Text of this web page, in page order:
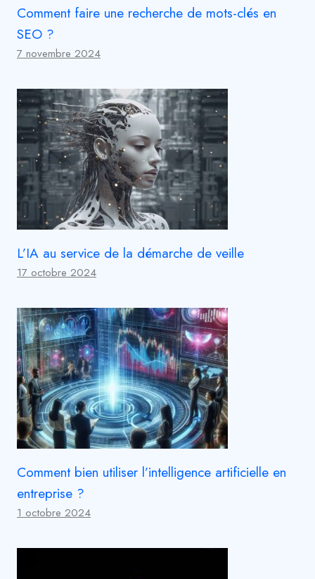
Comment faire une recherche de mots-clés en
SEO ?
7 novembre 2024
L’IA au service de la démarche de veille
17 octobre 2024
Comment bien utiliser l’intelligence artificielle en
entreprise ?
1 octobre 2024